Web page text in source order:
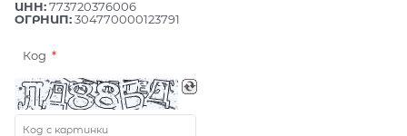
ИНН:773720376006
ОГРНИП:304770000123791
Код